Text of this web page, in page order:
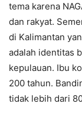
tema karena
dan rakyat.
di Kalimantan
adalah identitas
kepulauan. Ibu
200 tahun.
tidak lebih dari